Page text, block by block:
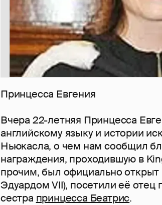
Принцесса Евгения
Вчера 22-летняя Принцесса
английскому языку и истории
Ньюкасла, о чем нам сообщил
награждения, проходившую в
прочим, был официально открыт
Эдуардом VII), посетили её отец
сестра принцесса Беатрис.